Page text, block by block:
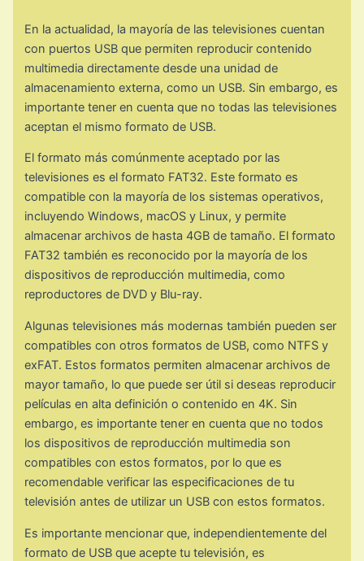
En la actualidad, la mayoría de las televisiones cuentan
con puertos USB que permiten reproducir contenido
multimedia directamente desde una unidad de
almacenamiento externa, como un USB. Sin embargo, es
importante tener en cuenta que no todas las televisiones
aceptan el mismo formato de USB.
El formato más comúnmente aceptado por las
televisiones es el formato FAT32. Este formato es
compatible con la mayoría de los sistemas operativos,
incluyendo Windows, macOS y Linux, y permite
almacenar archivos de hasta 4GB de tamaño. El formato
FAT32 también es reconocido por la mayoría de los
dispositivos de reproducción multimedia, como
reproductores de DVD y Blu-ray.
Algunas televisiones más modernas también pueden ser
compatibles con otros formatos de USB, como NTFS y
exFAT. Estos formatos permiten almacenar archivos de
mayor tamaño, lo que puede ser útil si deseas reproducir
películas en alta definición o contenido en 4K. Sin
embargo, es importante tener en cuenta que no todos
los dispositivos de reproducción multimedia son
compatibles con estos formatos, por lo que es
recomendable verificar las especificaciones de tu
televisión antes de utilizar un USB con estos formatos.
Es importante mencionar que, independientemente del
formato de USB que acepte tu televisión, es